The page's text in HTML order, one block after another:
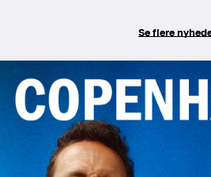
Se flere